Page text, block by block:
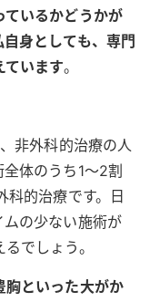
ているかどうかが
身としても、専門
ています。
非外科的治療の人
体のうち1〜2割
的治療です。日
の少ない施術が
でしょう。
胸といった大がか